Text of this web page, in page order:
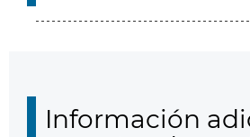
Información